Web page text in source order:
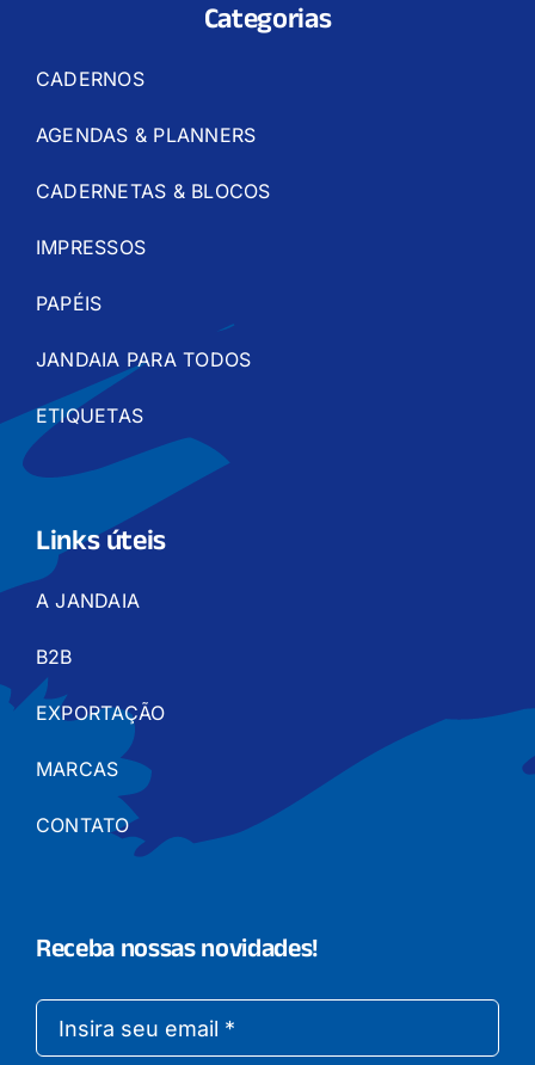
Categorias
CADERNOS
AGENDAS & PLANNERS
CADERNETAS & BLOCOS
IMPRESSOS
PAPÉIS
JANDAIA PARA TODOS
ETIQUETAS
Links úteis
A JANDAIA
B2B
EXPORTAÇÃO
MARCAS
CONTATO
Receba nossas novidades!